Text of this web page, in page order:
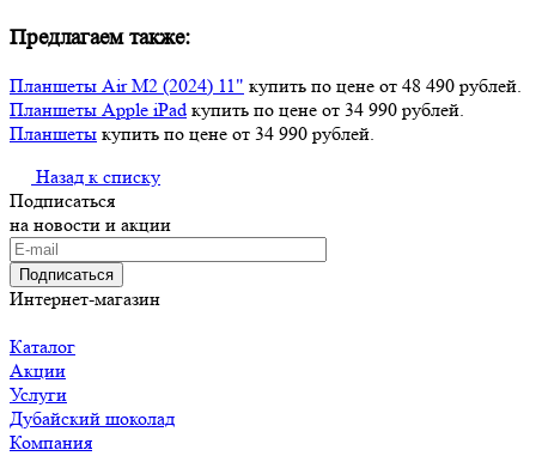
Предлагаем также:
Планшеты Air M2 (2024) 11" купить по цене от 48 490 рублей.
Планшеты Apple iPad купить по цене от 34 990 рублей.
Планшеты купить по цене от 34 990 рублей.
Назад к списку
Подписаться
на новости и акции
Подписаться
Интернет-магазин
Каталог
Акции
Услуги
Дубайский шоколад
Компания